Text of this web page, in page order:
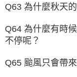
Q63 為什麼秋天
Q64 為什麼有時
不停呢？
Q65 颱風只會帶